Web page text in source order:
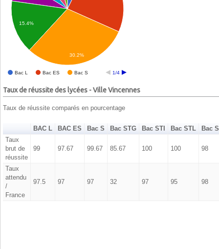
Bac L Bac ES Bac S 1/4
15.4%
30.2%
Taux de réussite des lycées - Ville Vincennes
Taux de réussite comparés en pourcentage
BAC L BAC ES Bac S Bac STG Bac STI Bac STL
Bac
Taux
brut de
réussite
99 97.67 99.67 85.67 100 100 98
Taux
attendu
/
France
97.5 97 97 32 97 95 98